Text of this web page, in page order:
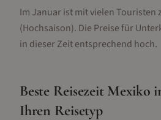
Im Januar ist mit vielen Touristen
(Hochsaison). Die Preise für
in dieser Zeit entsprechend hoch.
Beste Reisezeit Mexiko
Ihren Reisetyp